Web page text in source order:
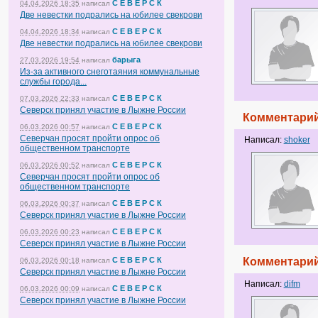
04.04.2026 18:35 написал С Е В Е Р С К
Две невестки подрались на юбилее свекрови
04.04.2026 18:34 написал С Е В Е Р С К
Две невестки подрались на юбилее свекрови
27.03.2026 19:54 написал барыга
Из-за активного снеготаяния коммунальные
службы города...
07.03.2026 22:33 написал С Е В Е Р С К
Северск принял участие в Лыжне России
06.03.2026 00:57 написал С Е В Е Р С К
Северчан просят пройти опрос об
общественном транспорте
06.03.2026 00:52 написал С Е В Е Р С К
Северчан просят пройти опрос об
общественном транспорте
06.03.2026 00:37 написал С Е В Е Р С К
Северск принял участие в Лыжне России
06.03.2026 00:23 написал С Е В Е Р С К
Северск принял участие в Лыжне России
06.03.2026 00:18 написал С Е В Е Р С К
Северск принял участие в Лыжне России
06.03.2026 00:09 написал С Е В Е Р С К
Северск принял участие в Лыжне России
Написал: shoker
Написал: difm